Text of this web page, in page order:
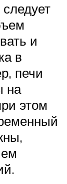
и
в
печи
на
этом